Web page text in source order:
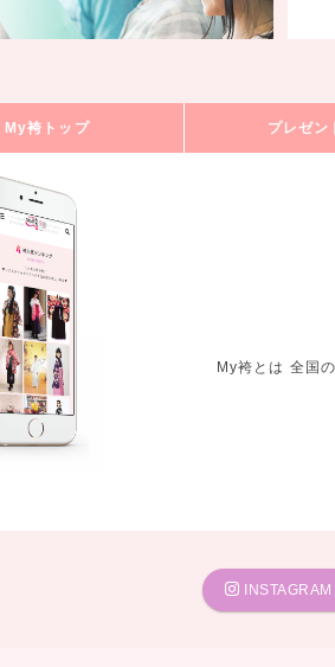
My袴トップ プレゼン
My袴とは 全国
INSTAGRAM